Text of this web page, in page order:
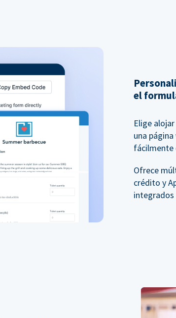
el
Elige
una
fácilmente
Ofrece
crédito y
integrados